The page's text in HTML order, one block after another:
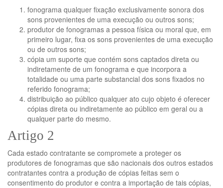
fonograma qualquer fixação exclusivamente sonora dos
sons provenientes de uma execução ou outros sons;
produtor de fonogramas a pessoa física ou moral que, em
primeiro lugar, fixa os sons provenientes de uma execução
ou de outros sons;
cópia um suporte que contém sons captados direta ou
indiretamente de um fonograma e que incorpora a
totalidade ou uma parte substancial dos sons fixados no
referido fonograma;
distribuição ao público qualquer ato cujo objeto é oferecer
cópias direta ou indiretamente ao público em geral ou a
qualquer parte do mesmo.
Artigo 2
Cada estado contratante se compromete a proteger os
produtores de fonogramas que são nacionais dos outros estados
contratantes contra a produção de cópias feitas sem o
consentimento do produtor e contra a importação de tais cópias,